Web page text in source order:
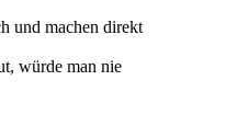
und machen direkt
würde man nie